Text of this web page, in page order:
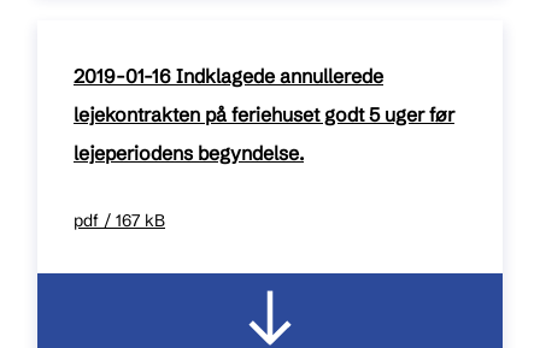
2019-01-16 Indklagede annullerede
lejekontrakten på feriehuset godt 5 uger før
lejeperiodens begyndelse.
pdf / 167 kB